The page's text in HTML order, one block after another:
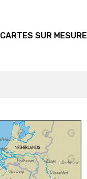
CARTES SUR MESURE